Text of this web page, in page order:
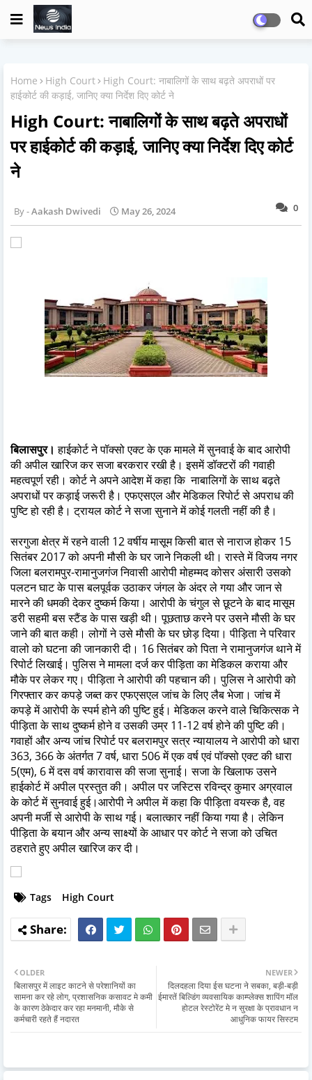
Home High Court
High Court: नाबालिगों के साथ बढ़ते अपराधों पर
हाईकोर्ट की कड़ाई, जानिए क्या निर्देश दिए कोर्ट ने
High Court: नाबालिगों के साथ बढ़ते अपराधों
पर हाईकोर्ट की कड़ाई, जानिए क्या निर्देश दिए कोर्ट
ने
0
Aakash Dwivedi May 26, 2024
बिलासपुर।हाईकोर्ट ने पॉक्सो एक्ट के एक मामले में सुनवाई के बाद आरोपी
की अपील खारिज कर सजा बरकरार रखी है। इसमें डॉक्टरों की गवाही
महत्वपूर्ण रही। कोर्ट ने अपने आदेश में कहा कि नाबालिगों के साथ बढ़ते
अपराधों पर कड़ाई जरूरी है। एफएसएल और मेडिकल रिपोर्ट से अपराध की
पुष्टि हो रही है। ट्रायल कोर्ट ने सजा सुनाने में कोई गलती नहीं की है।
सरगुजा क्षेत्र में रहने वाली 12 वर्षीय मासूम किसी बात से नाराज होकर 15
सितंबर 2017 को अपनी मौसी के घर जाने निकली थी। रास्ते में विजय नगर
जिला बलरामपुर-रामानुजगंज निवासी आरोपी मोहम्मद कोसर अंसारी उसको
पलटन घाट के पास बलपूर्वक उठाकर जंगल के अंदर ले गया और जान से
मारने की धमकी देकर दुष्कर्म किया। आरोपी के चंगुल से छूटने के बाद मासूम
डरी सहमी बस स्टैंड के पास खड़ी थी। पूछताछ करने पर उसने मौसी के घर
जाने की बात कही। लोगों ने उसे मौसी के घर छोड़ दिया। पीड़िता ने परिवार
वालो को घटना की जानकारी दी। 16 सितंबर को पिता ने रामानुजगंज थाने में
रिपोर्ट लिखाई। पुलिस ने मामला दर्ज कर पीड़िता का मेडिकल कराया और
मौके पर लेकर गए। पीड़िता ने आरोपी की पहचान की। पुलिस ने आरोपी को
गिरफ्तार कर कपड़े जब्त कर एफएसएल जांच के लिए लैब भेजा। जांच में
कपड़े में आरोपी के स्पर्म होने की पुष्टि हुई। मेडिकल करने वाले चिकित्सक ने
पीड़िता के साथ दुष्कर्म होने व उसकी उम्र 11-12 वर्ष होने की पुष्टि की।
गवाहों और अन्य जांच रिपोर्ट पर बलरामपुर सत्र न्यायालय ने आरोपी को धारा
363, 366 के अंतर्गत 7 वर्ष, धारा 506 में एक वर्ष एवं पॉक्सो एक्ट की धारा
5(एम), 6 में दस वर्ष कारावास की सजा सुनाई। सजा के खिलाफ उसने
हाईकोर्ट में अपील प्रस्तुत की। अपील पर जस्टिस रविन्द्र कुमार अग्रवाल
के कोर्ट में सुनवाई हुई।आरोपी ने अपील में कहा कि पीड़िता वयस्क है, वह
अपनी मर्जी से आरोपी के साथ गई। बलात्कार नहीं किया गया है। लेकिन
पीड़िता के बयान और अन्य साक्ष्यों के आधार पर कोर्ट ने सजा को उचित
ठहराते हुए अपील खारिज कर दी।
Tags High Court
NEWER
दिलदहला दिया ईस घटना ने सबका, बड़ी-बड़ी
ईमारतें बिल्डिंग व्यवसायिक काम्प्लेक्स शापिंग मॉल
होटल रेस्टोरेंट मे न सुरक्षा के प्रावधान न
आधुनिक फायर सिस्टम
OLDER
बिलासपुर में लाइट काटने से परेशानियों का
सामना कर रहे लोग, प्रशासनिक कसावट मे कमी
के कारण ठेकेदार कर रहा मनमानी, मौके से
कर्मचारी रहते हैं नदारत